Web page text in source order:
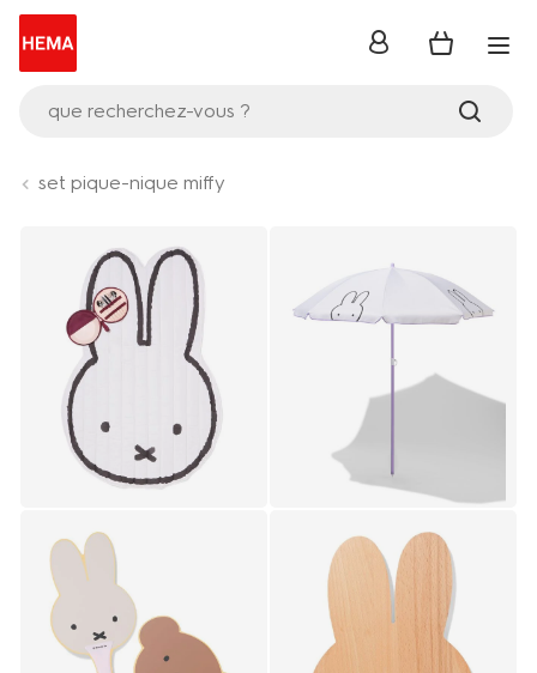
que recherchez-vous ?
se
set pique-nique miffy
Product-
image